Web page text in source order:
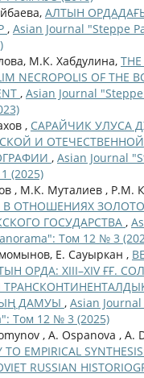
АЛТЫН
, Asian Journal "Steppe
М.К. Хабдулина,
NECROPOLIS OF THE
, Asian Journal
, САРАЙЧИК УЛУСА
И ОТЕЧЕСТВЕННОЙ
, Asian Journal
(2025)
, М.К. Муталиев , Р.М.
В ОТНОШЕНИЯХ
ГОСУДАРСТВА ,
Том 12 № 3
Е. Сауыркан ,
ОРДА: XIII–XIV ҒҒ.
ДАМУЫ , Asian
Том 12 № 3 (2025)
, A. Ospanova , A.
TO EMPIRICAL
RUSSIAN